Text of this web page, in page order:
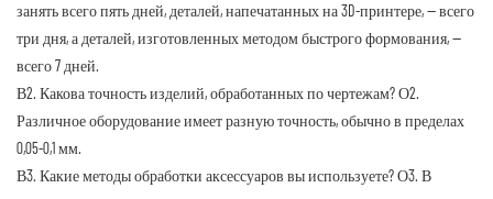
занять всего пять дней, деталей, напечатанных на 3D-принтере, — всего
три дня, а деталей, изготовленных методом быстрого формования, —
всего 7 дней.
В2. Какова точность изделий, обработанных по чертежам?О2.
Различное оборудование имеет разную точность, обычно в пределах
0,05-0,1 мм.
В3. Какие методы обработки аксессуаров вы используете?О3. В